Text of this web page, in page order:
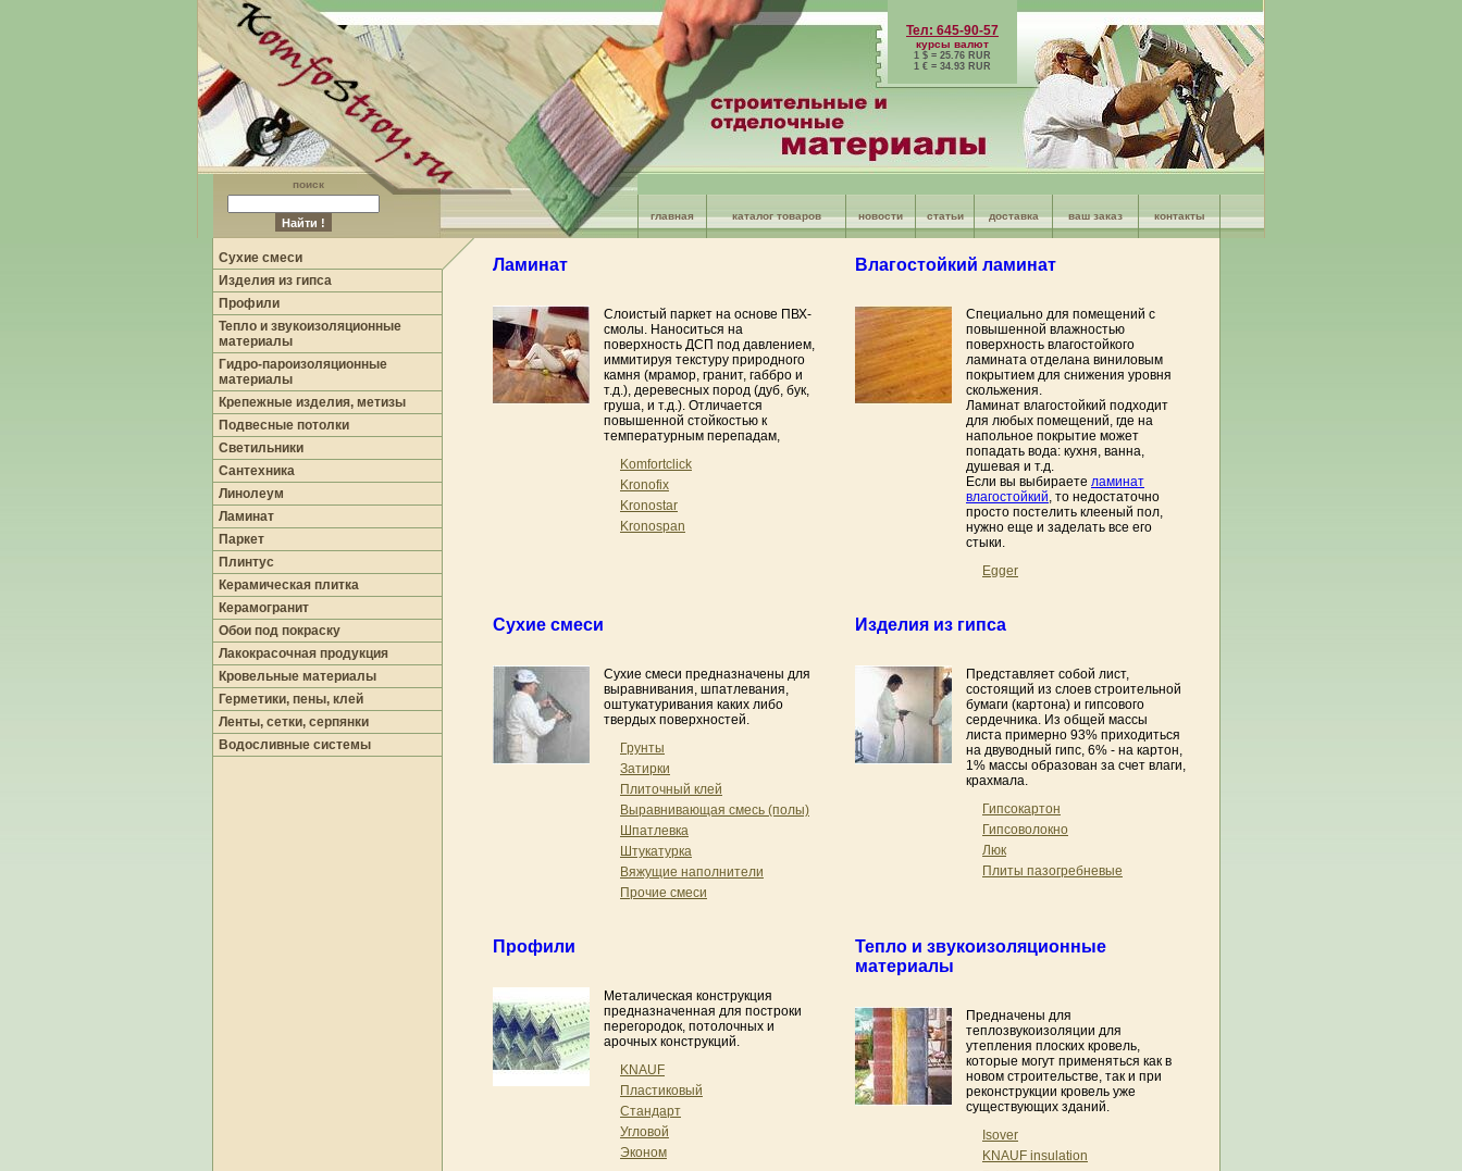
Тел: 645-90-57
курсы валют
1 $ = 25.76 RUR
1 € = 34.93 RUR
поиск
главная каталог товаров новости статьи доставка ваш заказ контакты
Сухие смеси
Изделия из гипса
Профили
Тепло и звукоизоляционные
материалы
Гидро-пароизоляционные
материалы
Крепежные изделия, метизы
Подвесные потолки
Светильники
Сантехника
Линолеум
Ламинат
Паркет
Плинтус
Керамическая плитка
Керамогранит
Обои под покраску
Лакокрасочная продукция
Кровельные материалы
Герметики, пены, клей
Ленты, сетки, серпянки
Водосливные системы
Ламинат
Слоистый паркет на основе ПВХ-
смолы. Наноситься на
поверхность ДСП под давлением,
иммитируя текстуру природного
камня (мрамор, гранит, габбро и
т.д.), деревесных пород (дуб, бук,
груша, и т.д.). Отличается
повышенной стойкостью к
температурным перепадам,
Komfortclick
Kronofix
Kronostar
Kronospan
Влагостойкий ламинат
Специально для помещений с
повышенной влажностью
поверхность влагостойкого
ламината отделана виниловым
покрытием для снижения уровня
скольжения.
Ламинат влагостойкий подходит
для любых помещений, где на
напольное покрытие может
попадать вода: кухня, ванна,
душевая и т.д.
Если вы выбираете ламинат
влагостойкий, то недостаточно
просто постелить клееный пол,
нужно еще и заделать все его
стыки.
Egger
Сухие смеси
Сухие смеси предназначены для
выравнивания, шпатлевания,
оштукатуривания каких либо
твердых поверхностей.
Грунты
Затирки
Плиточный клей
Выравнивающая смесь (полы)
Шпатлевка
Штукатурка
Вяжущие наполнители
Прочие смеси
Изделия из гипса
Представляет собой лист,
состоящий из слоев строительной
бумаги (картона) и гипсового
сердечника. Из общей массы
листа примерно 93% приходиться
на двуводный гипс, 6% - на картон,
1% массы образован за счет влаги,
крахмала.
Гипсокартон
Гипсоволокно
Люк
Плиты пазогребневые
Профили
Металическая конструкция
предназначенная для построки
перегородок, потолочных и
арочных конструкций.
KNAUF
Пластиковый
Стандарт
Угловой
Эконом
Тепло и звукоизоляционные
материалы
Предначены для
теплозвукоизоляции для
утепления плоских кровель,
которые могут применяться как в
новом строительстве, так и при
реконструкции кровель уже
существующих зданий.
Isover
KNAUF insulation